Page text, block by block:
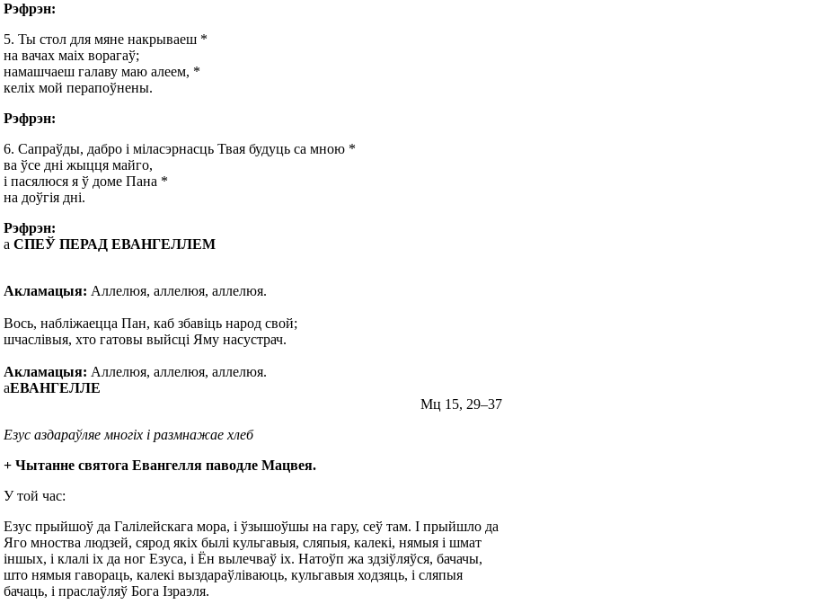
Рэфрэн:
5. Ты стол для мяне накрываеш *
на вачах маіх ворагаў;
намашчаеш галаву маю алеем, *
келіх мой перапоўнены.
Рэфрэн:
6. Сапраўды, дабро і міласэрнасць Твая будуць са мною *
ва ўсе дні жыцця майго,
і пасялюся я ў доме Пана *
на доўгія дні.
Рэфрэн:
а СПЕЎ ПЕРАД ЕВАНГЕЛЛЕМ
Акламацыя: Аллелюя, аллелюя, аллелюя.
Вось, набліжаецца Пан, каб збавіць народ свой;
шчаслівыя, хто гатовы выйсці Яму насустрач.
Акламацыя: Аллелюя, аллелюя, аллелюя.
аЕВАНГЕЛЛЕ
Мц 15, 29–37
Езус аздараўляе многіх і размнажае хлеб
+ Чытанне святога Евангелля паводле Мацвея.
У той час:
Езус прыйшоў да Галілейскага мора, і ўзышоўшы на гару, сеў там. І прыйшло да
Яго мноства людзей, сярод якіх былі кульгавыя, сляпыя, калекі, нямыя і шмат
іншых, і клалі іх да ног Езуса, і Ён вылечваў іх. Натоўп жа здзіўляўся, бачачы,
што нямыя гавораць, калекі выздараўліваюць, кульгавыя ходзяць, і сляпыя
бачаць, і праслаўляў Бога Ізраэля.